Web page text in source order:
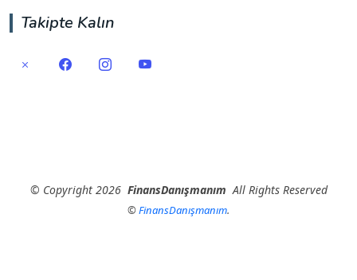
Takipte Kalın
© Copyright2026 FinansDanışmanım All Rights Reserved
©FinansDanışmanım.